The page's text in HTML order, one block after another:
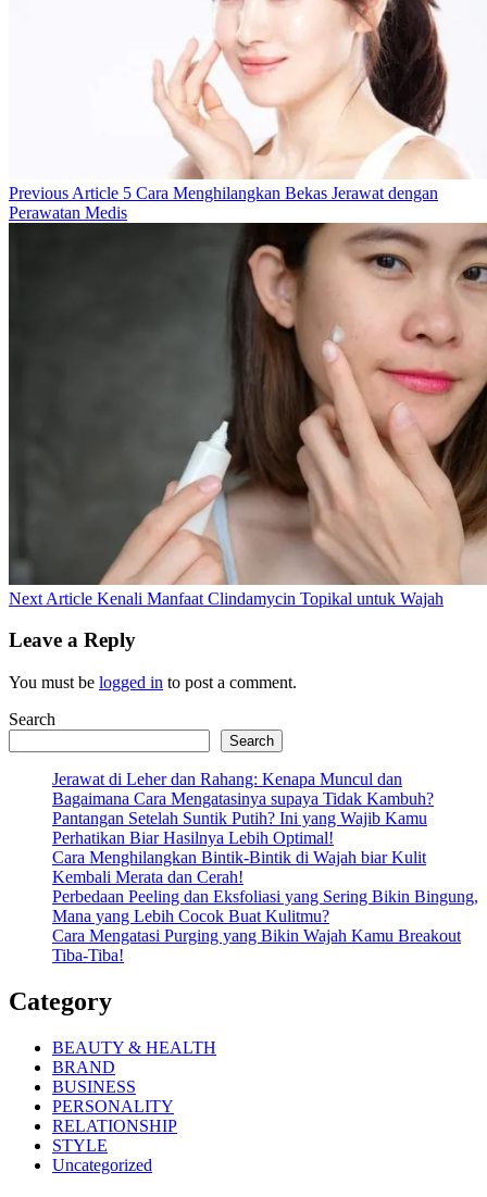
Previous Article Previous
Post:
5 Cara Menghilangkan Bekas Jerawat dengan
Perawatan Medis
Next Article Next
Kenali Manfaat Clindamycin Topikal untuk Wajah
Leave a Reply
You must be logged in to post a comment.
Search
Search
Jerawat di Leher dan Rahang: Kenapa Muncul dan
Bagaimana Cara Mengatasinya supaya Tidak Kambuh?
Pantangan Setelah Suntik Putih? Ini yang Wajib Kamu
Perhatikan Biar Hasilnya Lebih Optimal!
Cara Menghilangkan Bintik-Bintik di Wajah biar Kulit
Kembali Merata dan Cerah!
Perbedaan Peeling dan Eksfoliasi yang Sering Bikin Bingung,
Mana yang Lebih Cocok Buat Kulitmu?
Cara Mengatasi Purging yang Bikin Wajah Kamu Breakout
Tiba-Tiba!
Category
BEAUTY & HEALTH
BRAND
BUSINESS
PERSONALITY
RELATIONSHIP
STYLE
Uncategorized